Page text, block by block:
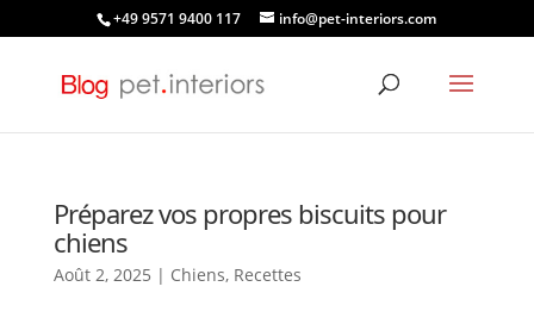
+49 9571 9400 117 info@pet-interiors.com
Préparez vos propres biscuits pour
chiens
Août 2, 2025 | Chiens, Recettes